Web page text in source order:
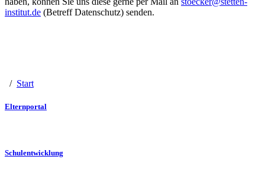
institut.de (Betreff Datenschutz) senden.
/ Start
Elternportal
Schulentwicklung